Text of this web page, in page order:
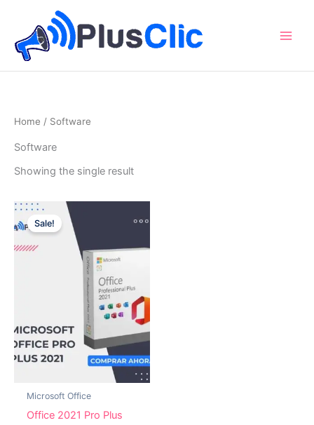
content
Home / Software
Software
Showing the single result
Sale!
Microsoft Office
Office 2021 Pro Plus